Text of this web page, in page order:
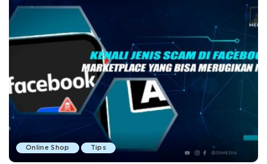
Online Shop Tips